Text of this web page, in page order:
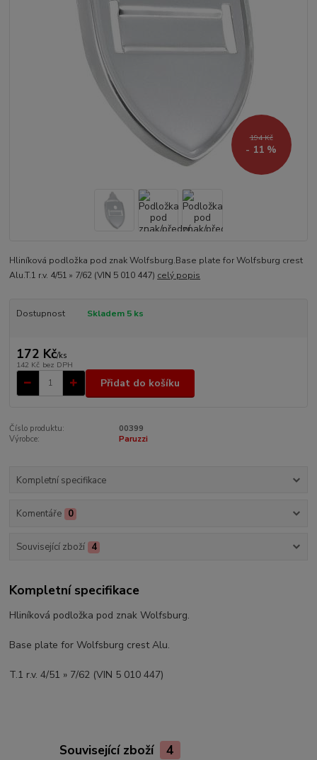
194 Kč
- 11 %
Hliníková podložka pod znak Wolfsburg.Base plate for Wolfsburg crest
Alu.T.1 r.v. 4/51 » 7/62 (VIN 5 010 447) celý popis
Dostupnost Skladem 5 ks
172 Kč/ks
142 Kč bez DPH
Přidat do košíku
Číslo produktu:
00399
Výrobce:
Paruzzi
Kompletní specifikace
Komentáře 0
Související zboží 4
Kompletní specifikace
Hliníková podložka pod znak Wolfsburg.
Base plate for Wolfsburg crest Alu.
T.1 r.v. 4/51 » 7/62 (VIN 5 010 447)
Související zboží 4